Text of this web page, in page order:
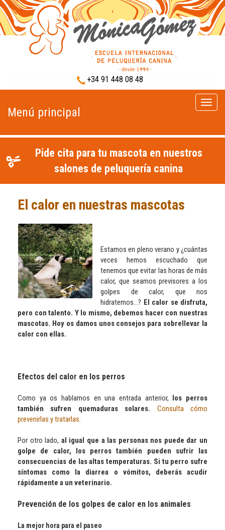
+34 91 448 08 48
Menú
Menú principal
Pide cita para tu mascota en nuestros
salones de peluquería canina
El calor en nuestras mascotas
Estamos en pleno verano y ¿cuántas
veces hemos escuchado que
tenemos que evitar las horas de más
calor, que seamos previsores a los
golpes de calor, que nos
hidratemos...? El calor se disfruta,
pero con talento. Y lo mismo, debemos hacer con nuestras
mascotas. Hoy os damos unos consejos para sobrellevar la
calor con ellas.
Efectos del calor en los perros
Como ya os hablamos en una entrada anterior, los perros
también sufren quemaduras solares.
Consulta cómo
prevenirlas y tratarlas.
Por otro lado, al igual que a las personas nos puede dar un
golpe de calor, los perros también pueden sufrir las
consecuencias de las altas temperaturas. Si tu perro sufre
síntomas como la diarrea o vómitos, deberás acudir
rápidamente a un veterinario.
Prevención de los golpes de calor en los animales
La mejor hora para el paseo